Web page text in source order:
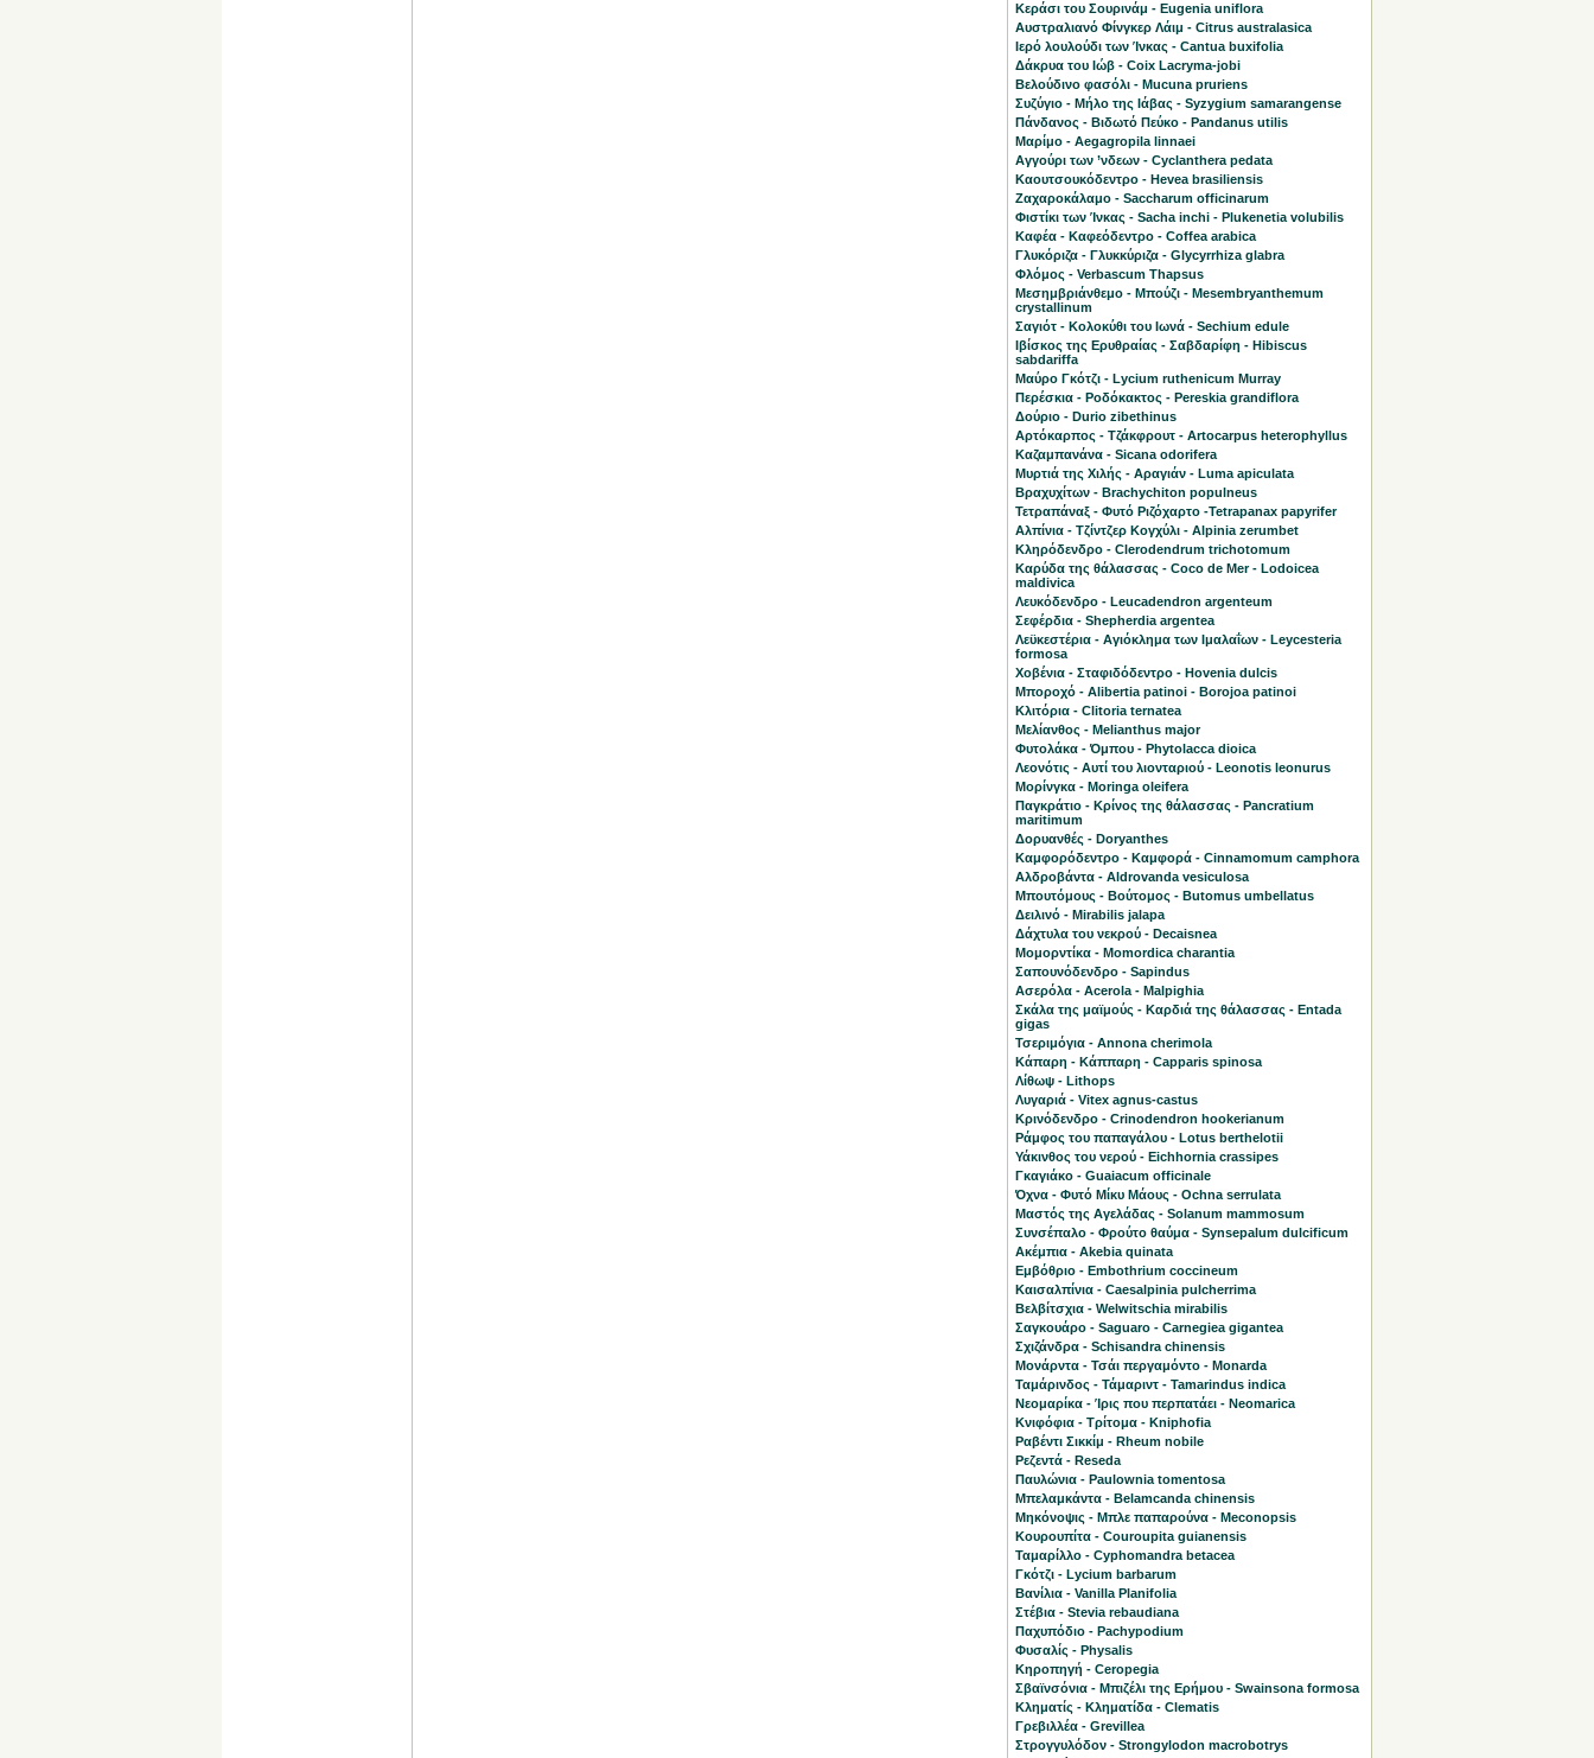
Κεράσι του Σουρινάμ - Eugenia uniflora
Αυστραλιανό Φίνγκερ Λάιμ - Citrus australasica
Ιερό λουλούδι των Ίνκας - Cantua buxifolia
Δάκρυα του Ιώβ - Coix Lacryma-jobi
Βελούδινο φασόλι - Mucuna pruriens
Συζύγιο - Μήλο της Ιάβας - Syzygium samarangense
Πάνδανος - Βιδωτό Πεύκο - Pandanus utilis
Μαρίμο - Aegagropila linnaei
Αγγούρι των ’νδεων - Cyclanthera pedata
Καουτσουκόδεντρο - Hevea brasiliensis
Ζαχαροκάλαμο - Saccharum officinarum
Φιστίκι των Ίνκας - Sacha inchi - Plukenetia volubilis
Καφέα - Καφεόδεντρο - Coffea arabica
Γλυκόριζα - Γλυκκύριζα - Glycyrrhiza glabra
Φλόμος - Verbascum Thapsus
Μεσημβριάνθεμο - Μπούζι - Mesembryanthemum
crystallinum
Σαγιότ - Κολοκύθι του Ιωνά - Sechium edule
Ιβίσκος της Ερυθραίας - Σαβδαρίφη - Hibiscus
sabdariffa
Μαύρο Γκότζι - Lycium ruthenicum Murray
Περέσκια - Ροδόκακτος - Pereskia grandiflora
Δούριο - Durio zibethinus
Αρτόκαρπος - Τζάκφρουτ - Artocarpus heterophyllus
Καζαμπανάνα - Sicana odorifera
Μυρτιά της Χιλής - Αραγιάν - Luma apiculata
Βραχυχίτων - Brachychiton populneus
Τετραπάναξ - Φυτό Ριζόχαρτο -Tetrapanax papyrifer
Αλπίνια - Τζίντζερ Κογχύλι - Alpinia zerumbet
Κληρόδενδρο - Clerodendrum trichotomum
Καρύδα της θάλασσας - Coco de Mer - Lodoicea
maldivica
Λευκόδενδρο - Leucadendron argenteum
Σεφέρδια - Shepherdia argentea
Λεϋκεστέρια - Αγιόκλημα των Ιμαλαΐων - Leycesteria
formosa
Χοβένια - Σταφιδόδεντρο - Hovenia dulcis
Μποροχό - Alibertia patinoi - Borojoa patinoi
Κλιτόρια - Clitoria ternatea
Μελίανθος - Melianthus major
Φυτολάκα - Όμπου - Phytolacca dioica
Λεονότις - Αυτί του λιονταριού - Leonotis leonurus
Μορίνγκα - Moringa oleifera
Παγκράτιο - Κρίνος της θάλασσας - Pancratium
maritimum
Δορυανθές - Doryanthes
Καμφορόδεντρο - Καμφορά - Cinnamomum camphora
Αλδροβάντα - Aldrovanda vesiculosa
Μπουτόμους - Βούτομος - Butomus umbellatus
Δειλινό - Mirabilis jalapa
Δάχτυλα του νεκρού - Decaisnea
Μομορντίκα - Momordica charantia
Σαπουνόδενδρο - Sapindus
Ασερόλα - Acerola - Malpighia
Σκάλα της μαϊμούς - Καρδιά της θάλασσας - Entada
gigas
Τσεριμόγια - Annona cherimola
Κάπαρη - Κάππαρη - Capparis spinosa
Λίθωψ - Lithops
Λυγαριά - Vitex agnus-castus
Κρινόδενδρο - Crinodendron hookerianum
Ράμφος του παπαγάλου - Lotus berthelotii
Υάκινθος του νερού - Eichhornia crassipes
Γκαγιάκο - Guaiacum officinale
Όχνα - Φυτό Μίκυ Μάους - Ochna serrulata
Μαστός της Αγελάδας - Solanum mammosum
Συνσέπαλο - Φρούτο θαύμα - Synsepalum dulcificum
Ακέμπια - Akebia quinata
Eμβόθριο - Embothrium coccineum
Καισαλπίνια - Caesalpinia pulcherrima
Βελβίτσχια - Welwitschia mirabilis
Σαγκουάρο - Saguaro - Carnegiea gigantea
Σχιζάνδρα - Schisandra chinensis
Μονάρντα - Τσάι περγαμόντο - Monarda
Ταμάρινδος - Τάμαριντ - Tamarindus indica
Νεομαρίκα - Ίρις που περπατάει - Neomarica
Κνιφόφια - Τρίτομα - Kniphofia
Ραβέντι Σικκίμ - Rheum nobile
Ρεζεντά - Reseda
Παυλώνια - Paulownia tomentosa
Μπελαμκάντα - Belamcanda chinensis
Μηκόνοψις - Μπλε παπαρούνα - Meconopsis
Κουρουπίτα - Couroupita guianensis
Ταμαρίλλο - Cyphomandra betacea
Γκότζι - Lycium barbarum
Βανίλια - Vanilla Planifolia
Στέβια - Stevia rebaudiana
Παχυπόδιο - Pachypodium
Φυσαλίς - Physalis
Κηροπηγή - Ceropegia
Σβαϊνσόνια - Μπιζέλι της Ερήμου - Swainsona formosa
Κληματίς - Κληματίδα - Clematis
Γρεβιλλέα - Grevillea
Στρογγυλόδον - Strongylodon macrobotrys